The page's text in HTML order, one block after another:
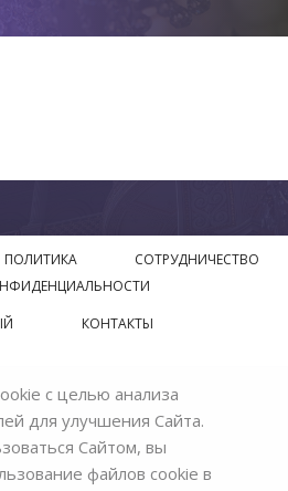
ПОЛИТИКА
СОТРУДНИЧЕСТВО
КОНТАКТЫ
сайт завода производителя
с целью анализа
для улучшения Сайта.
Сайтом, вы
файлов cookie в